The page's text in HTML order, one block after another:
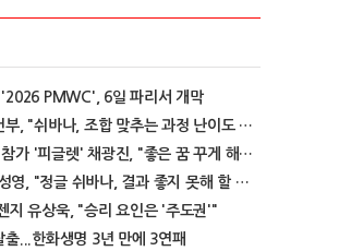
'2026 PMWC', 6일 파리서 개막
'캐니언' 김건부, "쉬바나, 조합 맞추는 과정 난이도 있어"
레전드 매치 참가 '피글렛' 채광진, "좋은 꿈 꾸게 해줘 감사"
한화생명 윤성영, "정글 쉬바나, 결과 좋지 못해 할 말 없어"
지 유상욱, "승리 요인은 '주도권'"
출...한화생명 3년 만에 3연패